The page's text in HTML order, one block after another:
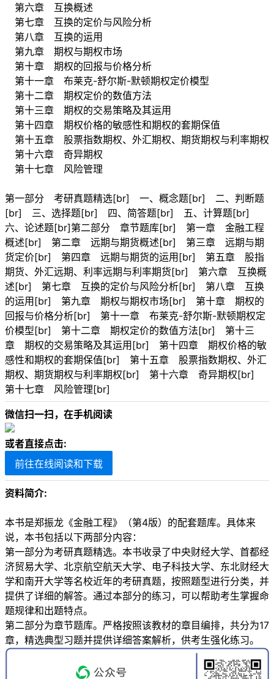
第六章 互换概述
第七章 互换的定价与风险分析
第八章 互换的运用
第九章 期权与期权市场
第十章 期权的回报与价格分析
第十一章 布莱克-舒尔斯-默顿期权定价模型
第十二章 期权定价的数值方法
第十三章 期权的交易策略及其运用
第十四章 期权价格的敏感性和期权的套期保值
第十五章 股票指数期权、外汇期权、期货期权与利率期权
第十六章 奇异期权
第十七章 风险管理
第一部分 考研真题精选[br] 一、概念题[br] 二、判断题
[br] 三、选择题[br] 四、简答题[br] 五、计算题[br]
六、论述题[br]第二部分 章节题库[br] 第一章 金融工程
概述[br] 第二章 远期与期货概述[br] 第三章 远期与期
货定价[br] 第四章 远期与期货的运用[br] 第五章 股指
期货、外汇远期、利率远期与利率期货[br] 第六章 互换概
述[br] 第七章 互换的定价与风险分析[br] 第八章 互换
的运用[br] 第九章 期权与期权市场[br] 第十章 期权的
回报与价格分析[br] 第十一章 布莱克-舒尔斯-默顿期权定
价模型[br] 第十二章 期权定价的数值方法[br] 第十三
章 期权的交易策略及其运用[br] 第十四章 期权价格的敏
感性和期权的套期保值[br] 第十五章 股票指数期权、外汇
期权、期货期权与利率期权[br] 第十六章 奇异期权[br]
第十七章 风险管理[br]
微信扫一扫，在手机阅读
或者直接点击:
前往在线阅读和下载
资料简介:
本书是郑振龙《金融工程》（第4版）的配套题库。具体来
说，本书包括以下两部分内容：
第一部分为考研真题精选。本书收录了中央财经大学、首都经
济贸易大学、北京航空航天大学、电子科技大学、东北财经大
学和南开大学等名校近年的考研真题，按照题型进行分类，并
提供了详细的解答。通过本部分的练习，可以帮助考生掌握命
题规律和出题特点。
第二部分为章节题库。严格按照该教材的章目编排，共分为17
章，精选典型习题并提供详细答案解析，供考生强化练习。